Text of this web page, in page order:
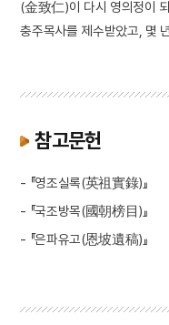
(金致仁)이 다시 영의정이
충주목사를 제수받았고, 몇
참고문헌
- 『영조실록(英祖實錄)』
- 『국조방목(國朝榜目)』
- 『은파유고(恩坡遺稿)』